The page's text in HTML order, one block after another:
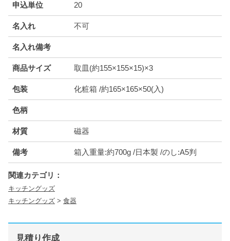
申込単位 20
名入れ 不可
名入れ備考
商品サイズ 取皿(約155×155×15)×3
包装 化粧箱 /約165×165×50(入)
色柄
材質 磁器
備考 箱入重量:約700g /日本製 /のし:A5判
関連カテゴリ：
キッチングッズ
キッチングッズ > 食器
見積り作成